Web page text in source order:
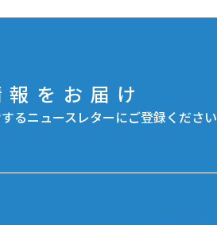
をお届け
るニュースレターにご登録ください